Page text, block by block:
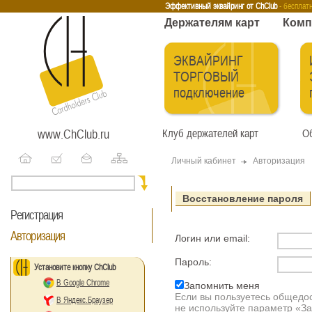
Эффективный эквайринг от ChClub -
Интернет-эквайринг Тренинги Бесплатные сервисы
Держателям карт
ЭКВАЙРИНГ
ТОРГОВЫЙ
подключение
www.ChClub.ru Клуб держателей карт
Регистрация
Авторизация
Установите кнопку ChClub
В Google Chrome
В Яндекс.Браузер
Личный кабинет Авторизация
Восстановление пароля
Логин или email:
Пароль:
Запомнить меня
Если вы пользуетесь
не используйте параметр